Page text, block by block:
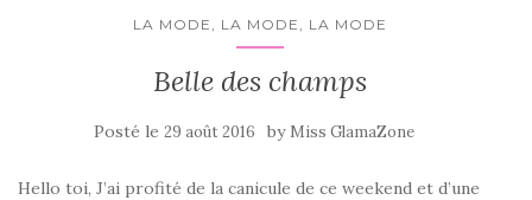
LA MODE, LA MODE, LA MODE
Belle des champs
Posté le 29 août 2016 by Miss GlamaZone
Hello toi, J’ai profité de la canicule de ce weekend et d’une